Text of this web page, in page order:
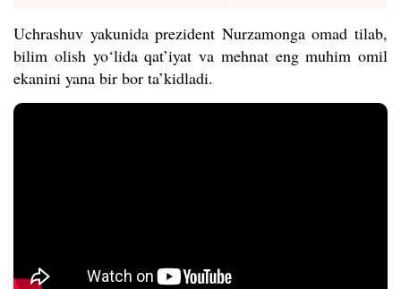
Uchrashuv yakunida prezident Nurzamonga omad tilab,
bilim olish yo‘lida qat’iyat va mehnat eng muhim omil
ekanini yana bir bor ta’kidladi.